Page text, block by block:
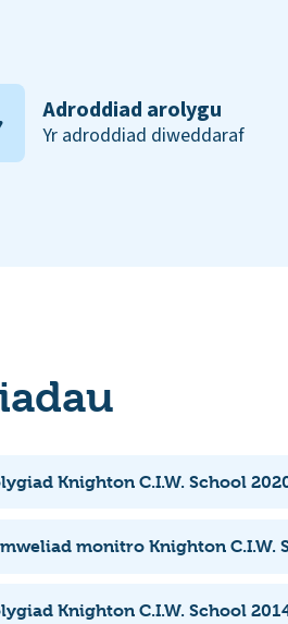
Adroddiad arolygu
Yr adroddiad diweddaraf
Knighton C.I.W. School
monitro Knighton C.I.W.
Knighton C.I.W. School